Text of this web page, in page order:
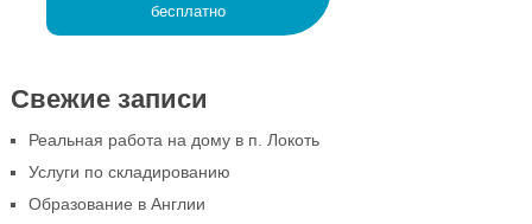
бесплатно
Свежие записи
Реальная работа на дому в п. Локоть
Услуги по складированию
Образование в Англии